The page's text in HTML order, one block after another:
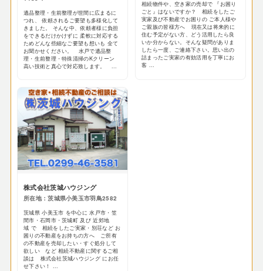
遺品整理・生前整理が世間に広まるに
つれ、 依頼されるご要望も多様化して
きました。 そんな中、依頼者様に負担
をできるだけかけずに 柔軟に対応する
ためどんな些細なご要望も想いも 全て
お聞かせください。 水戸で遺品整
理・生前整理・特殊清掃のKクリーン
高い技術と真心で対応致します。 ...
相続物件や、空き家の売却で 『お困り
ごと』はないですか？ 相続をしたご
実家及び不動産でお困りの ご本人様や
ご親族の皆様方へ 現在又は将来的に
住む予定がない方、どう活用したら良
いか分からない。そんな疑問がありま
したら一度、ご連絡下さい。思い出の
詰まったご実家の有効活用を丁寧にお
客 ...
株式会社茨城ハウジング
所在地：茨城県小美玉市羽鳥2582
茨城県 小美玉市 を中心に 水戸市・笠
間市・石岡市・茨城町 及び 近郊地
域 で 相続をしたご実家・別荘など お
困りの不動産をお持ちの方へ ご所有
の不動産を売却したい・すぐ処分して
欲しい など 相続不動産に関するご相
談は 株式会社茨城ハウジング にお任
せ下さい！ ...